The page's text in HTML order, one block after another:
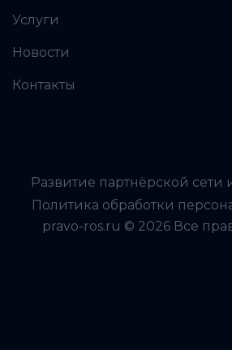
Услуги
Новости
Контакты
Развитие партнёрской
Политика обработки
pravo-ros.ru © 2026 Все